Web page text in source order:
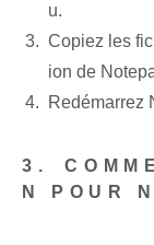
u.
Copiez les
ion de
Redémarrez
3.⁣
N POUR